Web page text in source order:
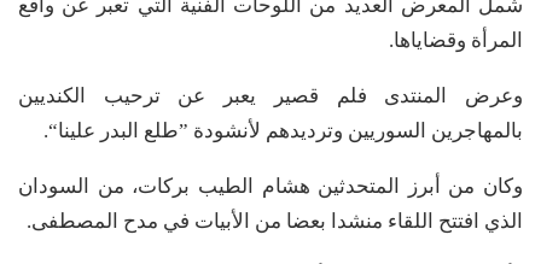
شمل المعرض العديد من اللوحات الفنية التي تعبر عن واقع
المرأة وقضاياها.
وعرض المنتدى فلم قصير يعبر عن ترحيب الكنديين
بالمهاجرين السوريين وترديدهم لأنشودة ”طلع البدر علينا“.
وكان من أبرز المتحدثين هشام الطيب بركات، من السودان
الذي افتتح اللقاء منشدا بعضا من الأبيات في مدح المصطفى.